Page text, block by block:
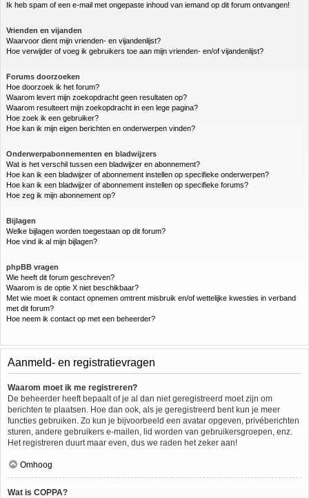
Ik heb spam of een e-mail met ongepaste inhoud van iemand op dit forum ontvangen!
Vrienden en vijanden
Waarvoor dient mijn vrienden- en vijandenlijst?
Hoe verwijder of voeg ik gebruikers toe aan mijn vrienden- en/of vijandenlijst?
Forums doorzoeken
Hoe doorzoek ik het forum?
Waarom levert mijn zoekopdracht geen resultaten op?
Waarom resulteert mijn zoekopdracht in een lege pagina?
Hoe zoek ik een gebruiker?
Hoe kan ik mijn eigen berichten en onderwerpen vinden?
Onderwerpabonnementen en bladwijzers
Wat is het verschil tussen een bladwijzer en abonnement?
Hoe kan ik een bladwijzer of abonnement instellen op specifieke onderwerpen?
Hoe kan ik een bladwijzer of abonnement instellen op specifieke forums?
Hoe zeg ik mijn abonnement op?
Bijlagen
Welke bijlagen worden toegestaan op dit forum?
Hoe vind ik al mijn bijlagen?
phpBB vragen
Wie heeft dit forum geschreven?
Waarom is de optie X niet beschikbaar?
Met wie moet ik contact opnemen omtrent misbruik en/of wettelijke kwesties in verband
met dit forum?
Hoe neem ik contact op met een beheerder?
Aanmeld- en registratievragen
Waarom moet ik me registreren?
De beheerder heeft bepaalt of je al dan niet geregistreerd moet zijn om
berichten te plaatsen. Hoe dan ook, als je geregistreerd bent kun je meer
functies gebruiken. Zo kun je bijvoorbeeld een avatar opgeven, privéberichten
sturen, andere gebruikers e-mailen, lid worden van gebruikersgroepen, enz.
Het registreren duurt maar even, dus we raden het zeker aan!
Omhoog
Wat is COPPA?